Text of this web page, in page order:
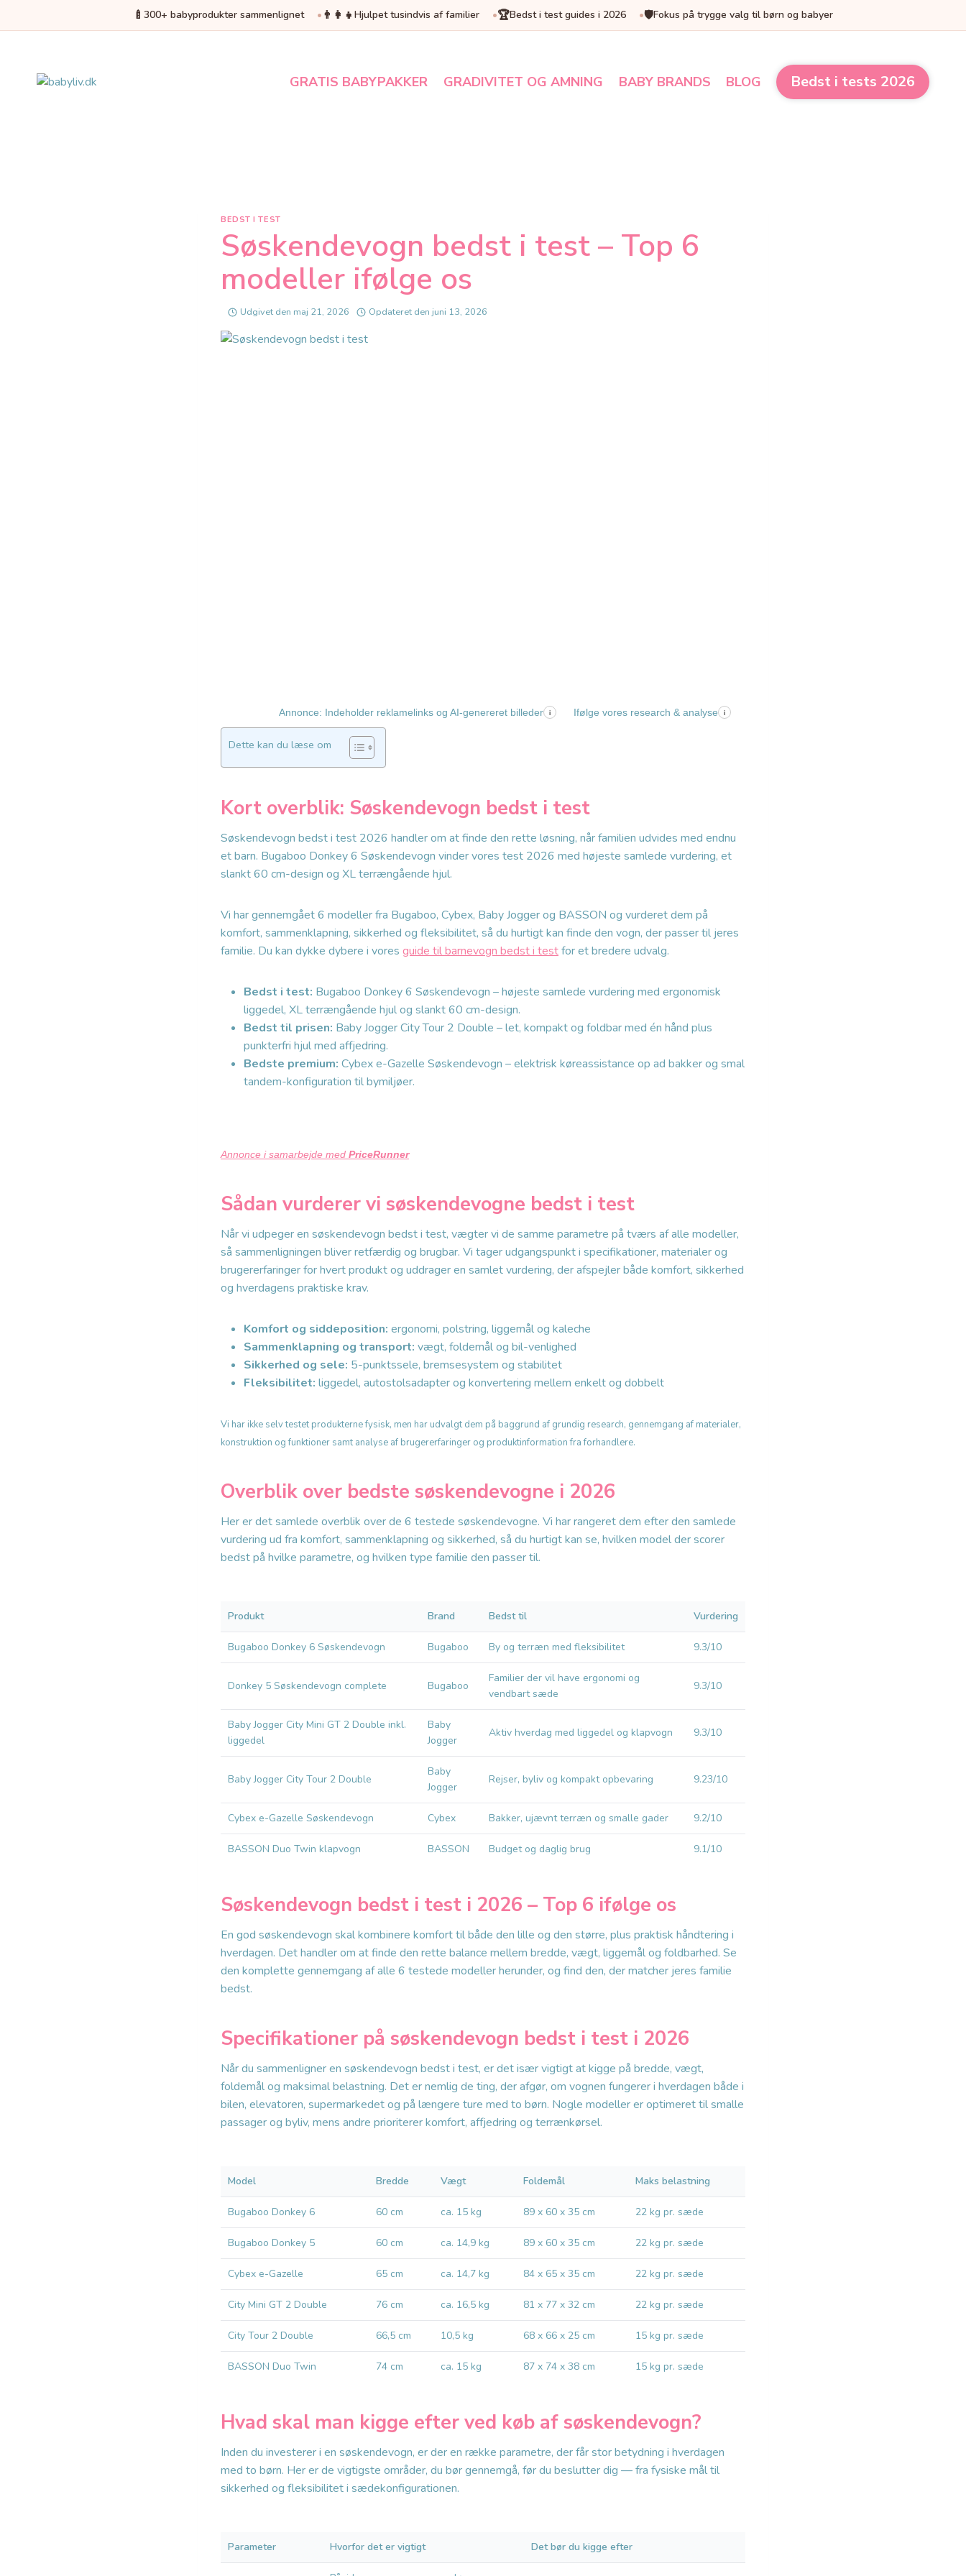
🍼 300+ babyprodukter sammenlignet 👨‍👩‍👧 Hjulpet tusindvis af familier 🏆Bedst i test guides i 2026 🛡️Fokus på trygge valg til børn og babyer
GRATIS BABYPAKKER GRADIVITET OG AMNING BABY BRANDS BLOG Bedst i tests 2026
BEDST I TEST
Søskendevogn bedst i test – Top 6
modeller ifølge os
Udgivet den maj 21, 2026 Opdateret den juni 13, 2026
Annonce: Indeholder reklamelinks og AI-genereret billeder i Ifølge vores research & analyse i
Dette kan du læse om
Kort overblik: Søskendevogn bedst i test
Søskendevogn bedst i test 2026 handler om at finde den rette løsning, når familien udvides med endnu
et barn. Bugaboo Donkey 6 Søskendevogn vinder vores test 2026 med højeste samlede vurdering, et
slankt 60 cm-design og XL terrængående hjul.
Vi har gennemgået 6 modeller fra Bugaboo, Cybex, Baby Jogger og BASSON og vurderet dem på
komfort, sammenklapning, sikkerhed og fleksibilitet, så du hurtigt kan finde den vogn, der passer til jeres
familie. Du kan dykke dybere i vores guide til barnevogn bedst i testfor et bredere udvalg.
Bedst i test: Bugaboo Donkey 6 Søskendevogn – højeste samlede vurdering med ergonomisk
liggedel, XL terrængående hjul og slankt 60 cm-design.
Bedst til prisen: Baby Jogger City Tour 2 Double – let, kompakt og foldbar med én hånd plus
punkterfri hjul med affjedring.
Bedste premium: Cybex e-Gazelle Søskendevogn – elektrisk køreassistance op ad bakker og smal
tandem-konfiguration til bymiljøer.
Annonce i samarbejde med PriceRunner
Sådan vurderer vi søskendevogne bedst i test
Når vi udpeger en søskendevogn bedst i test, vægter vi de samme parametre på tværs af alle modeller,
så sammenligningen bliver retfærdig og brugbar. Vi tager udgangspunkt i specifikationer, materialer og
brugererfaringer for hvert produkt og uddrager en samlet vurdering, der afspejler både komfort, sikkerhed
og hverdagens praktiske krav.
Komfort og siddeposition: ergonomi, polstring, liggemål og kaleche
Sammenklapning og transport: vægt, foldemål og bil-venlighed
Sikkerhed og sele: 5-punktssele, bremsesystem og stabilitet
Fleksibilitet: liggedel, autostolsadapter og konvertering mellem enkelt og dobbelt
Vi har ikke selv testet produkterne fysisk, men har udvalgt dem på baggrund af grundig research, gennemgang af materialer,
konstruktion og funktioner samt analyse af brugererfaringer og produktinformation fra forhandlere.
Overblik over bedste søskendevogne i 2026
Her er det samlede overblik over de 6 testede søskendevogne. Vi har rangeret dem efter den samlede
vurdering ud fra komfort, sammenklapning og sikkerhed, så du hurtigt kan se, hvilken model der scorer
bedst på hvilke parametre, og hvilken type familie den passer til.
Produkt Brand Bedst til Vurdering
Bugaboo Donkey 6 Søskendevogn Bugaboo By og terræn med fleksibilitet 9.3/10
Donkey 5 Søskendevogn complete Bugaboo
Familier der vil have ergonomi og
vendbart sæde
9.3/10
Baby Jogger City Mini GT 2 Double inkl.
liggedel
Baby
Jogger
Aktiv hverdag med liggedel og klapvogn 9.3/10
Baby Jogger City Tour 2 Double
Baby
Jogger
Rejser, byliv og kompakt opbevaring 9.23/10
Cybex e-Gazelle Søskendevogn Cybex Bakker, ujævnt terræn og smalle gader 9.2/10
BASSON Duo Twin klapvogn BASSON Budget og daglig brug 9.1/10
Søskendevogn bedst i test i 2026 – Top 6 ifølge os
En god søskendevogn skal kombinere komfort til både den lille og den større, plus praktisk håndtering i
hverdagen. Det handler om at finde den rette balance mellem bredde, vægt, liggemål og foldbarhed. Se
den komplette gennemgang af alle 6 testede modeller herunder, og find den, der matcher jeres familie
bedst.
Specifikationer på søskendevogn bedst i test i 2026
Når du sammenligner en søskendevogn bedst i test, er det især vigtigt at kigge på bredde, vægt,
foldemål og maksimal belastning. Det er nemlig de ting, der afgør, om vognen fungerer i hverdagen både i
bilen, elevatoren, supermarkedet og på længere ture med to børn. Nogle modeller er optimeret til smalle
passager og byliv, mens andre prioriterer komfort, affjedring og terrænkørsel.
Model Bredde Vægt Foldemål Maks belastning
Bugaboo Donkey 6 60 cm ca. 15 kg 89 x 60 x 35 cm 22 kg pr. sæde
Bugaboo Donkey 5 60 cm ca. 14,9 kg 89 x 60 x 35 cm 22 kg pr. sæde
Cybex e-Gazelle 65 cm ca. 14,7 kg 84 x 65 x 35 cm 22 kg pr. sæde
City Mini GT 2 Double 76 cm ca. 16,5 kg 81 x 77 x 32 cm 22 kg pr. sæde
City Tour 2 Double 66,5 cm 10,5 kg 68 x 66 x 25 cm 15 kg pr. sæde
BASSON Duo Twin 74 cm ca. 15 kg 87 x 74 x 38 cm 15 kg pr. sæde
Hvad skal man kigge efter ved køb af søskendevogn?
Inden du investerer i en søskendevogn, er der en række parametre, der får stor betydning i hverdagen
med to børn. Her er de vigtigste områder, du bør gennemgå, før du beslutter dig — fra fysiske mål til
sikkerhed og fleksibilitet i sædekonfigurationen.
Parameter Hvorfor det er vigtigt Det bør du kigge efter